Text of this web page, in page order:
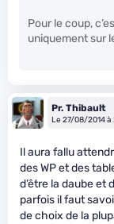
Pour le coup,
uniquement sur
Pr. Thibault
Le 27/08/2014 à
Il aura fallu
des WP et des
d’être la daube et
parfois il faut
de choix de la